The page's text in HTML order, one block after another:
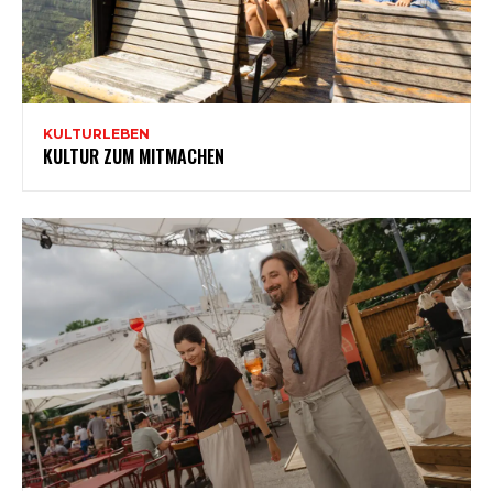
KULTURLEBEN
KULTUR ZUM MITMACHEN